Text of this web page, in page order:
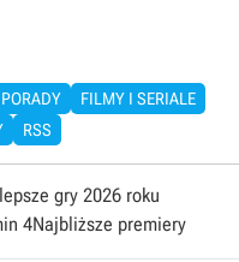
PORADY
FILMY I SERIALE
RSS
gry 2026 roku
4Najbliższe premiery